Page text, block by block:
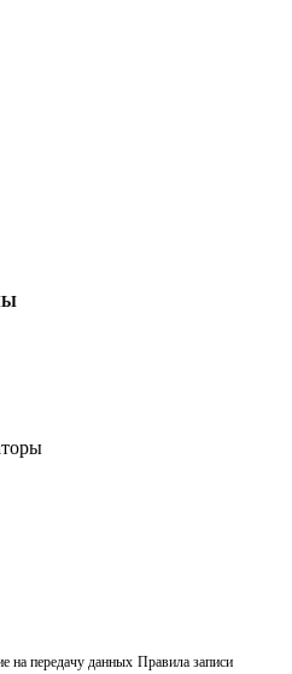
на передачу данных Правила записи